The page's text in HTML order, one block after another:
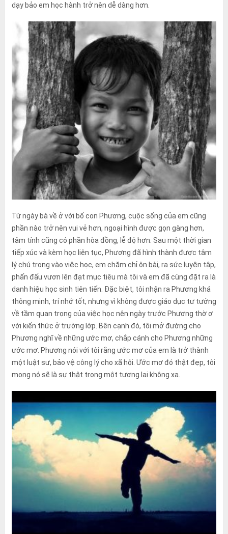
dạy bảo em học hành trở nên dễ dàng hơn.
Từ ngày bà về ở với bố con Phương, cuộc sống của em cũng
phần nào trở nên vui vẻ hơn, ngoại hình được gọn gàng hơn,
tâm tính cũng có phần hòa đồng, lễ độ hơn. Sau một thời gian
tiếp xúc và kèm học liên tục, Phương đã hình thành được tâm
lý chú trọng vào việc học, em chăm chỉ ôn bài, ra sức luyện tập,
phấn đấu vươn lên đạt mục tiêu mà tôi và em đã cùng đặt ra là
danh hiệu học sinh tiên tiến. Đặc biệt, tôi nhận ra Phương khá
thông minh, trí nhớ tốt, nhưng vì không được giáo dục tư tưởng
về tầm quan trọng của việc học nên ngày trước Phương thờ ơ
với kiến thức ở trường lớp. Bên cạnh đó, tôi mở đường cho
Phương nghĩ về những ước mơ, chắp cánh cho Phương những
ước mơ. Phương nói với tôi rằng ước mơ của em là trở thành
một luật sư, bảo vệ công lý cho xã hội. Ước mơ đó thật đẹp, tôi
mong nó sẽ là sự thật trong một tương lai không xa.